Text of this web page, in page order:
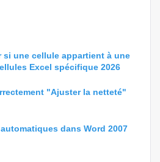
si une cellule appartient à une
Excel spécifique 2026
"Ajuster la netteté"
dans Word 2007